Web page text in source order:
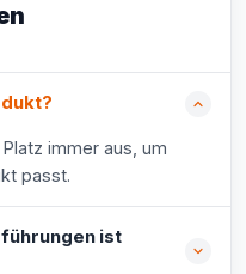
immer aus, um
passt.
ist